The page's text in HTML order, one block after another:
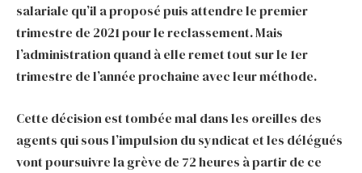
salariale qu’il a proposé puis attendre le premier
trimestre de 2021 pour le reclassement. Mais
l’administration quand à elle remet tout sur le 1er
trimestre de l’année prochaine avec leur méthode.
Cette décision est tombée mal dans les oreilles des
agents qui sous l’impulsion du syndicat et les délégués
vont poursuivre la grève de 72 heures à partir de ce